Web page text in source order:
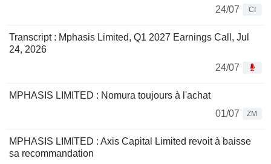
24/07 CI
Transcript : Mphasis Limited, Q1 2027 Earnings Call, Jul
24, 2026
24/07
MPHASIS LIMITED : Nomura toujours à l'achat
01/07
ZM
MPHASIS LIMITED : Axis Capital Limited revoit à baisse
sa recommandation